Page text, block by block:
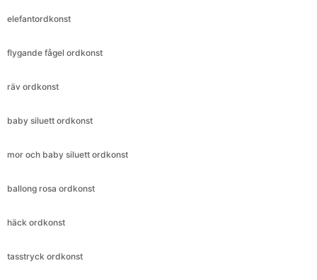
elefantordkonst
flygande fågel ordkonst
räv ordkonst
baby siluett ordkonst
mor och baby siluett ordkonst
ballong rosa ordkonst
häck ordkonst
tasstryck ordkonst